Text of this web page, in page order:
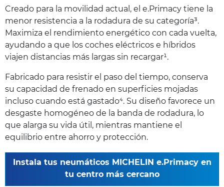
Creado para la movilidad actual, el e.Primacy tiene la
menor resistencia a la rodadura de su categoría³.
Maximiza el rendimiento energético con cada vuelta,
ayudando a que los coches eléctricos e híbridos
viajen distancias más largas sin recargar¹.
Fabricado para resistir el paso del tiempo, conserva
su capacidad de frenado en superficies mojadas
incluso cuando está gastado⁴. Su diseño favorece un
desgaste homogéneo de la banda de rodadura, lo
que alarga su vida útil, mientras mantiene el
equilibrio entre ahorro y protección.
Instala tus neumáticos MICHELIN e.Primacy en
tu centro más cercano